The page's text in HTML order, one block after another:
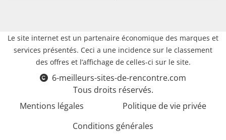
Le site internet est un partenaire économique des marques et
services présentés. Ceci a une incidence sur le classement
des offres et l’affichage de celles-ci sur le site.
6-meilleurs-sites-de-rencontre.com
Tous droits réservés.
Mentions légales
Politique de vie privée
Conditions générales